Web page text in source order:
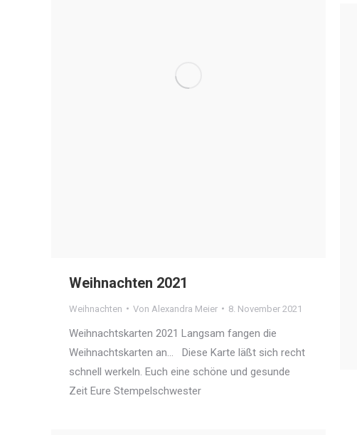
Weihnachten 2021
Weihnachten Von Alexandra Meier 8. November 2021
Weihnachtskarten 2021 Langsam fangen die
Weihnachtskarten an… Diese Karte läßt sich recht
schnell werkeln. Euch eine schöne und gesunde
Zeit Eure Stempelschwester